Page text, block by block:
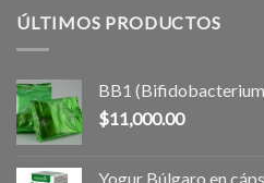
ÚLTIMOS PRODUCTOS
BB1
$11,000.00
Yogur Búlgaro en